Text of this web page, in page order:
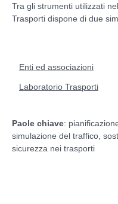
Tra gli strumenti utilizzati
Trasporti dispone di due
Enti ed associazioni
Laboratorio Trasporti
Paole chiave:
simulazione del traffico,
sicurezza nei trasporti